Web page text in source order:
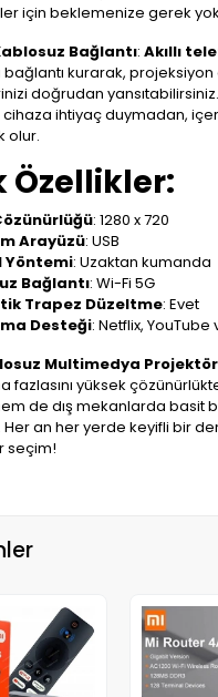
için beklemenize gerek
Bağlantı: Akıllı
kurarak, projeksiyon
doğrudan
ihtiyaç duymadan,
olur.
Özellikler:
: 1280 x 720
Arayüzü: USB
Yöntemi: Uzaktan kumanda
Bağlantı: Wi-Fi 5G
Trapez Düzeltme: Evet
Desteği: Netflix,
Multimedya Projektör
fazlasını yüksek
de dış mekanlarda basit
Her an her yerde keyifli bir
seçim!